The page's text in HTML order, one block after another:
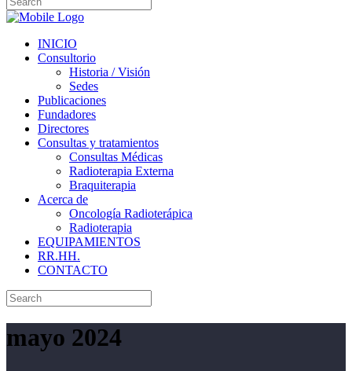
INICIO
Consultorio
Historia / Visión
Sedes
Publicaciones
Fundadores
Directores
Consultas y tratamientos
Consultas Médicas
Radioterapia Externa
Braquiterapia
Acerca de
Oncología Radioterápica
Radioterapia
EQUIPAMIENTOS
RR.HH.
CONTACTO
mayo 2024